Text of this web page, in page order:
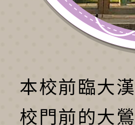
本校前臨大
校門前的大